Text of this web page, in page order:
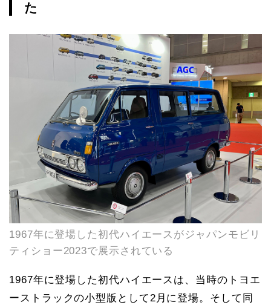
た
1967年に登場した初代ハイエースがジャパンモビリ
ティショー2023で展示されている
1967年に登場した初代ハイエースは、当時のトヨエ
ーストラックの小型版として2月に登場。そして同